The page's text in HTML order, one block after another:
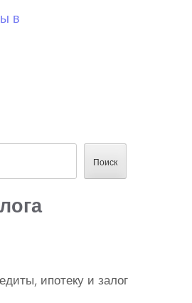
в
Поиск
ипотеку и залог